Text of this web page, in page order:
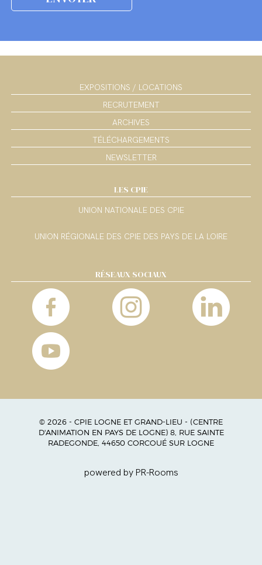
EXPOSITIONS / LOCATIONS
RECRUTEMENT
ARCHIVES
TÉLÉCHARGEMENTS
NEWSLETTER
LES CPIE
UNION NATIONALE DES CPIE
UNION RÉGIONALE DES CPIE DES PAYS DE LA LOIRE
RÉSEAUX SOCIAUX
© 2026 - CPIE LOGNE ET GRAND-LIEU - (CENTRE
D'ANIMATION EN PAYS DE LOGNE) 8, RUE SAINTE
RADEGONDE, 44650 CORCOUÉ SUR LOGNE
powered by PR-Rooms